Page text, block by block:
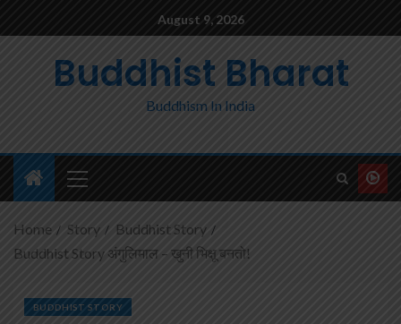
August 9, 2026
Buddhist Bharat
Buddhism In India
Home Story
Buddhist Story
Buddhist Story अंगुलिमाल – खुनी भिक्षू बनतो!
BUDDHIST STORY